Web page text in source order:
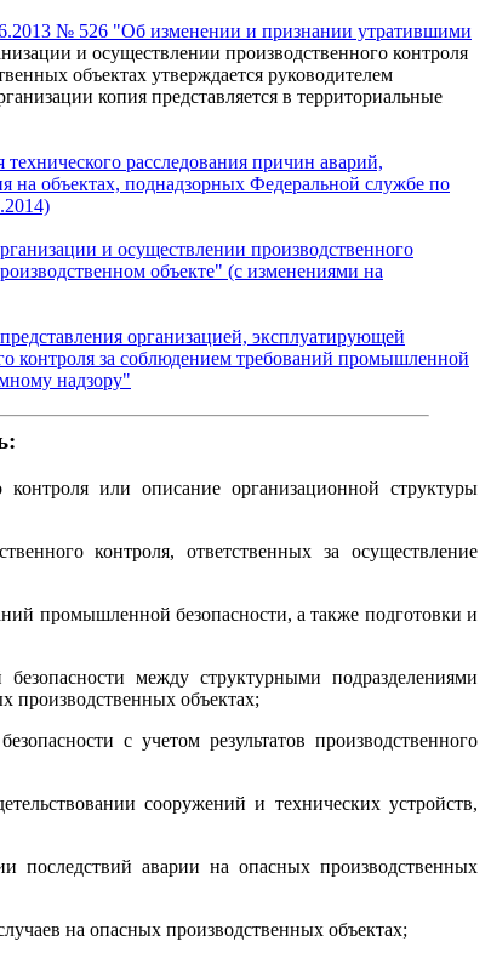
№ 526 "Об изменении и признании утратившими
и осуществлении производственного контроля
объектах утверждается руководителем
копия представляется в территориальные
расследования причин аварий,
на объектах, поднадзорных Федеральной службе по
и осуществлении производственного
объекте" (с изменениями на
организацией, эксплуатирующей
контроля за соблюдением требований промышленной
надзору"
контроля или описание организационной структуры
контроля, ответственных за осуществление
промышленной безопасности, а также подготовки и
между структурными подразделениями
производственных объектах;
с учетом результатов производственного
сооружений и технических устройств,
последствий аварии на опасных производственных
на опасных производственных объектах;